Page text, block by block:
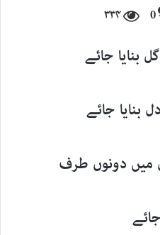
0 ۳۳۴
بنایا جائے
بنایا جائے
میں دونوں طرف